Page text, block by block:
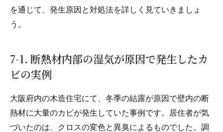
を通じて、発生原因と対処法を詳しく見ていきましょ
う。
7-1. 断熱材内部の湿気が原因で発生したカ
ビの実例
大阪府内の木造住宅にて、冬季の結露が原因で壁内の断
熱材に大量のカビが発生していた事例です。居住者が気
づいたのは、クロスの変色と異臭によるものでした。調